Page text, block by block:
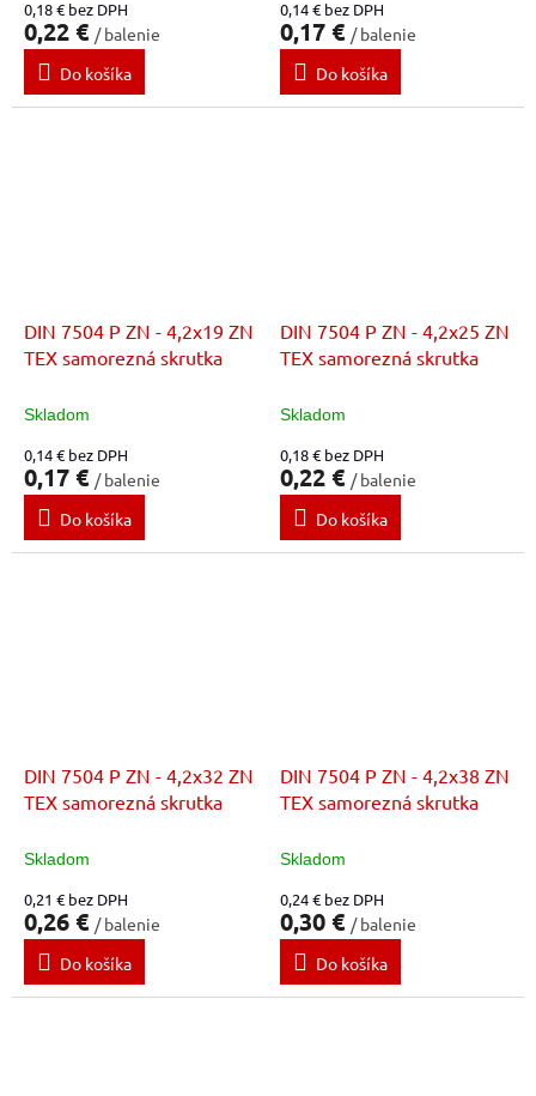
0,18 € bez DPH
0,22 € / balenie
Do košíka
0,14 € bez DPH
0,17 € / balenie
Do košíka
DIN 7504 P ZN - 4,2x19 ZN
TEX samorezná skrutka
Skladom
0,14 € bez DPH
0,17 € / balenie
Do košíka
DIN 7504 P ZN - 4,2x25 ZN
TEX samorezná skrutka
Skladom
0,18 € bez DPH
0,22 € / balenie
Do košíka
DIN 7504 P ZN - 4,2x32 ZN
TEX samorezná skrutka
Skladom
0,21 € bez DPH
0,26 € / balenie
Do košíka
DIN 7504 P ZN - 4,2x38 ZN
TEX samorezná skrutka
Skladom
0,24 € bez DPH
0,30 € / balenie
Do košíka